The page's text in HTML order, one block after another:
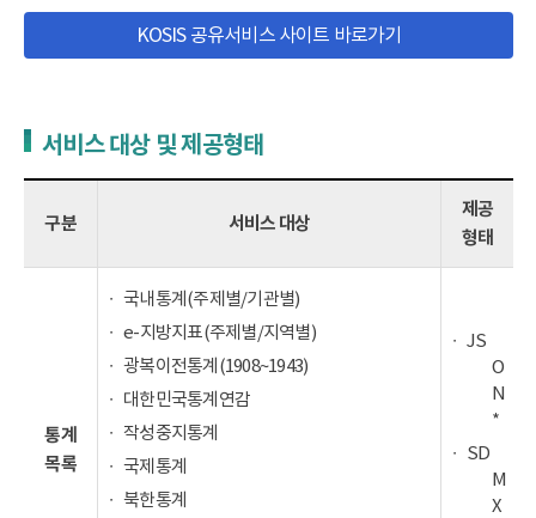
KOSIS 공유서비스 사이트 바로가기
서비스 대상 및 제공형태
구분 서비스 대상
제공
형태
통계
목록
국내통계(주제별/기관별)
e-지방지표(주제별/지역별)
광복이전통계(1908~1943)
대한민국통계연감
작성중지통계
국제통계
북한통계
JS
O
N
*
SD
M
X